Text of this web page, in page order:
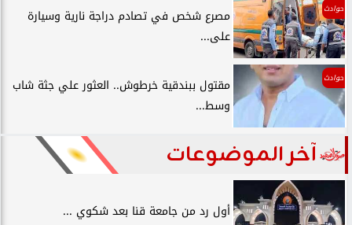
حوادث
مصرع شخص في تصادم دراجة نارية وسيارة
على...
حوادث
مقتول ببندقية خرطوش.. العثور علي جثة شاب
وسط...
آخر الموضوعات
أول رد من جامعة قنا بعد شكوي ...